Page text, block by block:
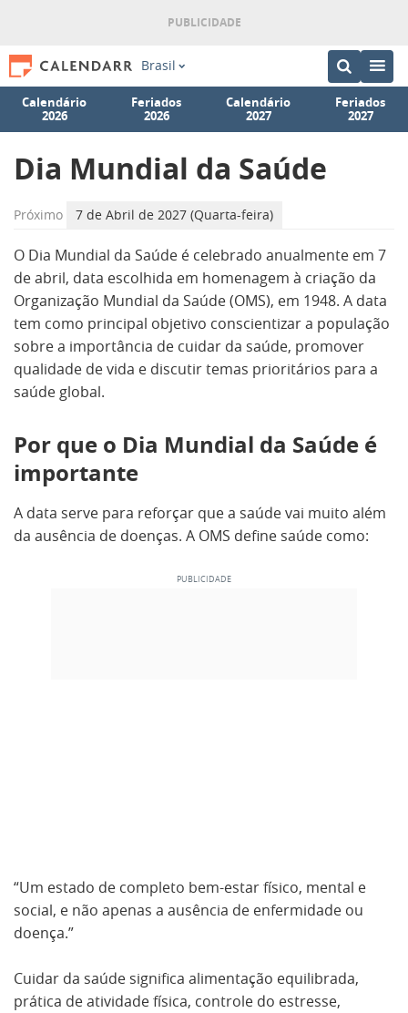
Brasil
Calendário
2026
Feriados
2026
Calendário
2027
Feriados
2027
Dia Mundial da Saúde
Próximo 7 de Abril de 2027 (Quarta-feira)
O Dia Mundial da Saúde é celebrado anualmente em 7
de abril, data escolhida em homenagem à criação da
Organização Mundial da Saúde (OMS), em 1948. A data
tem como principal objetivo conscientizar a população
sobre a importância de cuidar da saúde, promover
qualidade de vida e discutir temas prioritários para a
saúde global.
Por que o Dia Mundial da Saúde é
importante
A data serve para reforçar que a saúde vai muito além
da ausência de doenças. A OMS define saúde como:
“Um estado de completo bem-estar físico, mental e
social, e não apenas a ausência de enfermidade ou
doença.”
Cuidar da saúde significa alimentação equilibrada,
prática de atividade física, controle do estresse,